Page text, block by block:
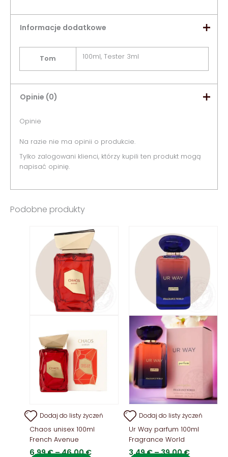
Informacje dodatkowe
Tom 100ml, Tester 3ml
Opinie (0)
Opinie
Na razie nie ma opinii o produkcie.
Tylko zalogowani klienci, którzy kupili ten produkt mogą
napisać opinię.
Podobne produkty
Dodaj do listy życzeń
Chaos unisex 100ml
French Avenue
6,99€–46,00€Zakres
Dodaj do listy życzeń
Ur Way parfum 100ml
Fragrance World
3,49€–39,00€Zakres